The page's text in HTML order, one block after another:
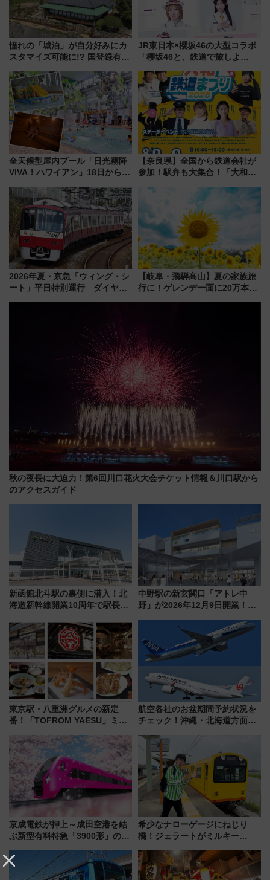
憧れの「城泊」が自分好みにカ
スタマイズ可能に!? 国登録有形
にオーダーメイド型の宿泊プラ
ンが誕生！
JR東日本×櫻坂46の大型コラボ
「櫻坂46と、鉄道で旅しよ
潟・長野・庄内へ
全天候型屋内プール「日光霧降
VIVA！ハワイアン」18日から営
ァミリーから大人まで幅広い世
代が一日中楽しる夏のリゾート
を楽しんで
【奈良県】全国から鉄道会社が
参加！駅弁も大集合！「大和鉄
に開催決定
2026年夏・京急「ウィング・シ
ート」平日特別運行 ダイヤ・
【岐阜・飛騨高山】夏の家族旅
行に！ゲレンデ一面に20万本の
秋の夜長に大迫力！第6回川口花火大会チケット情報＆川口駅から
のアクセスガイド
新函館北斗駅の裏側に潜入！北
海道新幹線開業10周年で駅長
ト 参加方法や体験内容を紹介
中野駅の新玄関口「アトレ中
野」が2026年12月9日開業！新
注目スポット
東京駅・八重洲グルメの新定
番！「TOFROM YAESU」ミシ
舗が集結した食の空間を徹底解
剖！（9/10開業）
航空各社のお盆期間予約状況を
チェック！沖縄・北海道方面は
日は？
京成電鉄が押上～成田空港を結
ぶ新型有料特急「3900形」のコ
募集も実施
希少なナローゲージにねじり
橋！ジェラートがミルキー
278回目の舞台は「三岐鉄道北
勢線」